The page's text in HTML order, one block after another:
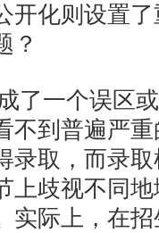
开化则设置
？
了一个误区
不到普遍严
录取，而录
上歧视不同
实际上，在